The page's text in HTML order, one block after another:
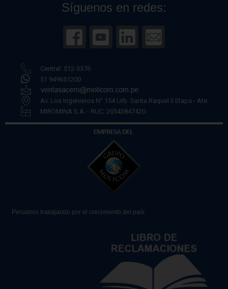
Síguenos en redes:
Central: 512-3376
51 949651200
Av. Los Ingenieros N° 154 Urb. Santa Raquel II Etapa - Ate
MIROMINA S.A. - RUC: 20543847420
Peruanos trabajando por el crecimiento del país.